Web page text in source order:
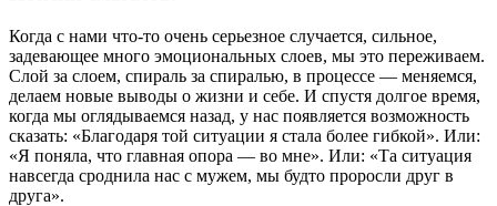
Когда с нами что-то очень серьезное случается, сильное,
задевающее много эмоциональных слоев, мы это переживаем.
Слой за слоем, спираль за спиралью, в процессе — меняемся,
делаем новые выводы о жизни и себе. И спустя долгое время,
когда мы оглядываемся назад, у нас появляется возможность
сказать: «Благодаря той ситуации я стала более гибкой». Или:
«Я поняла, что главная опора — во мне». Или: «Та ситуация
навсегда сроднила нас с мужем, мы будто проросли друг в
друга».